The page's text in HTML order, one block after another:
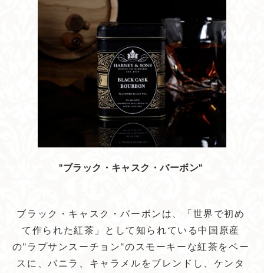
"ブラック・キャスク・バーボン"
ブラック・キャスク・バーボンは、「世界で初め
て作られた紅茶」として知られている中国原産
の"ラプサンスーチョン"のスモーキーな紅茶をベー
スに、バニラ、キャラメルをブレンドし、ケンタ